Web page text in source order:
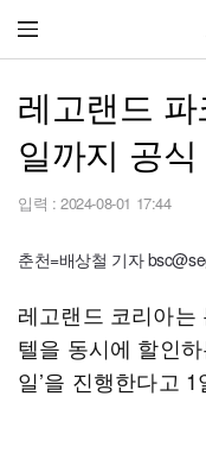
레고랜드
일까지 공
입력 : 2024-08-01 17:44
춘천=배상철 기자
레고랜드 코리아는
텔을 동시에 할인
일’을 진행한다고